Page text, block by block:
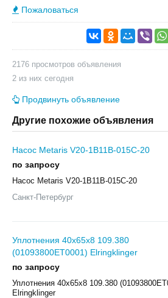
Пожаловаться
2176 просмотров объявления
2 из них сегодня
Продвинуть объявление
Другие похожие объявления
Насос Metaris V20-1B11B-015C-20
по запросу
Насос Metaris V20-1B11B-015C-20
Санкт-Петербург
Уплотнения 40x65x8 109.380
(01093800ET0001) Elringklinger
по запросу
Уплотнения 40x65x8 109.380
Elringklinger